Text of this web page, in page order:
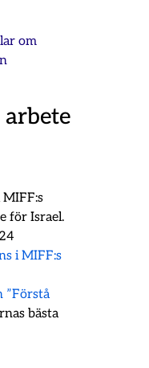
om
för Israel.
i MIFF:s
”Förstå
bästa